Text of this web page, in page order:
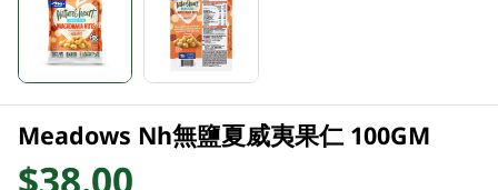
Meadows Nh無鹽夏威夷果仁 100GM
$38.00